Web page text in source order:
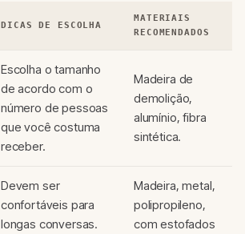
DICAS DE ESCOLHA
MATERIAIS
RECOMENDADOS
Escolha o tamanho
de acordo com o
número de pessoas
que você costuma
receber.
Madeira de
demolição,
alumínio, fibra
sintética.
Devem ser
confortáveis para
longas conversas.
Madeira, metal,
polipropileno,
com estofados